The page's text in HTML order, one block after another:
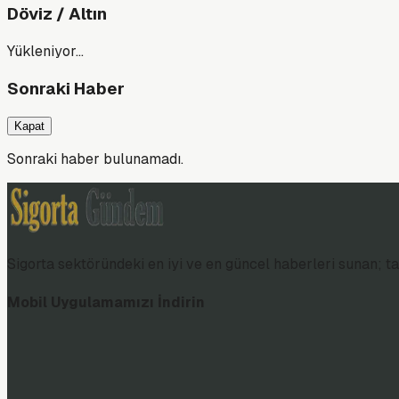
Döviz / Altın
Yükleniyor…
Sonraki Haber
Kapat
Sonraki haber bulunamadı.